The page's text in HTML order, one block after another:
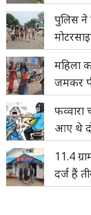
पुलिस ने
महिला
जमकर
फव्वारा
आए थे
11.4
दर्ज हैं